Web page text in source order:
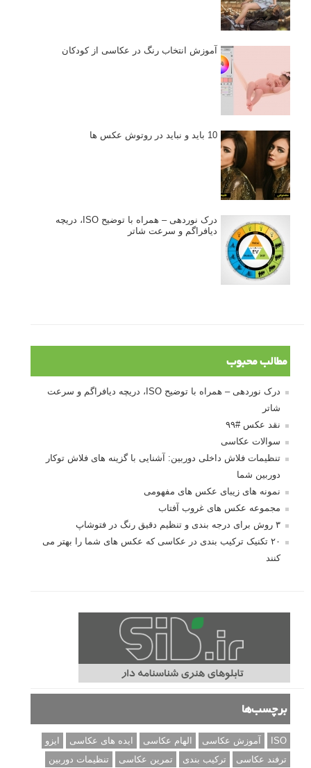
آموزش انتخاب رنگ در عکاسی از کودکان
10 باید و نباید در روتوش عکس ها
درک نوردهی – همراه با توضیح ISO، دریچه
دیافراگم و سرعت شاتر
مطالب محبوب
درک نوردهی – همراه با توضیح ISO، دریچه دیافراگم و سرعت
شاتر
نقد عکس #۹۹
سوالات عکاسی
تنظیمات فلاش داخلی دوربین: آشنایی با گزینه های فلاش توکار
دوربین شما
نمونه های زیبای عکس های مفهومی
مجموعه عکس های غروب آفتاب
۳ روش برای درجه بندی و تنظیم دقیق رنگ در فتوشاپ
۲۰ تکنیک ترکیب بندی در عکاسی که عکس های شما را بهتر می
کنند
برچسب‌ها
ISO آموزش عکاسی الهام عکاسی ایده های عکاسی
ایزو
ترفند عکاسی
ترکیب بندی تمرین عکاسی
تنظیمات دوربین